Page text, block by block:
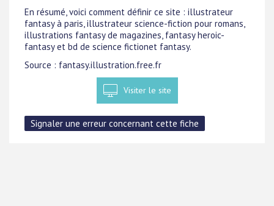
En résumé, voici comment définir ce site : illustrateur
fantasy à paris, illustrateur science-fiction pour romans,
illustrations fantasy de magazines, fantasy heroic-
fantasy et bd de science fictionet fantasy.
Source : fantasy.illustration.free.fr
Visiter le site